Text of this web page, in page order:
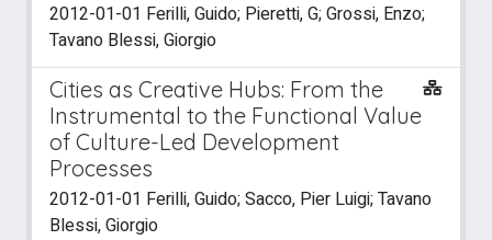
2012-01-01 Ferilli, Guido; Pieretti, G; Grossi, Enzo;
Tavano Blessi, Giorgio
Cities as Creative Hubs: From the
Instrumental to the Functional Value
of Culture-Led Development
Processes
2012-01-01 Ferilli, Guido; Sacco, Pier Luigi; Tavano
Blessi, Giorgio